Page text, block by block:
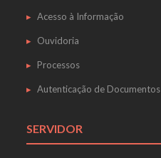
Acesso à Informação
Ouvidoria
Processos
Autenticação de Documentos
SERVIDOR